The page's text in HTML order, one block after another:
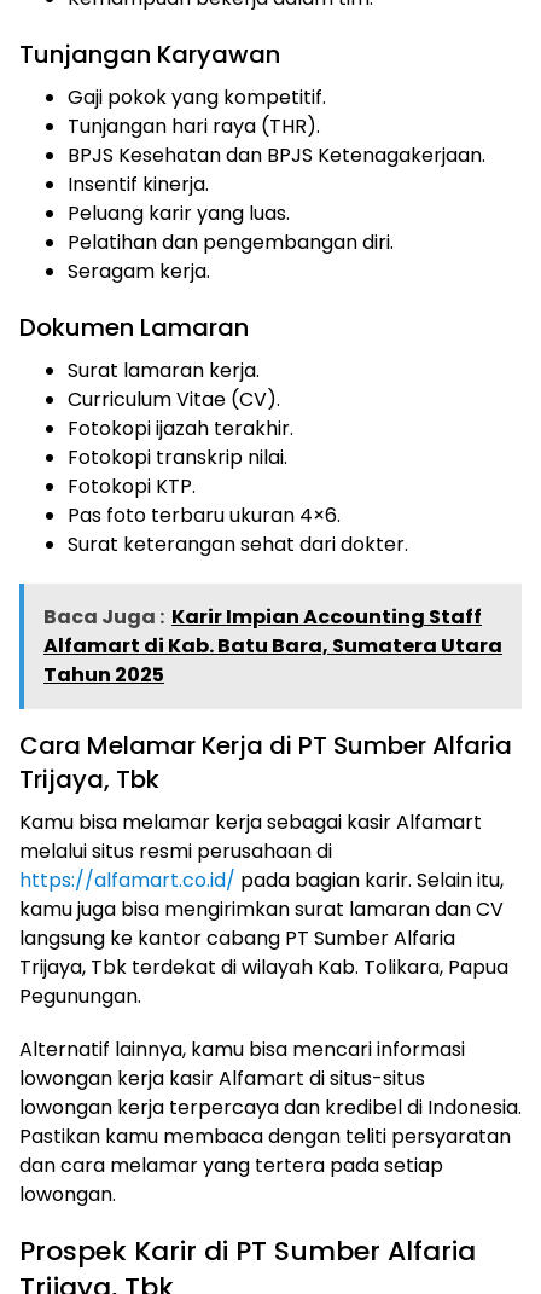
Tunjangan Karyawan
Gaji pokok yang kompetitif.
Tunjangan hari raya (THR).
BPJS Kesehatan dan BPJS Ketenagakerjaan.
Insentif kinerja.
Peluang karir yang luas.
Pelatihan dan pengembangan diri.
Seragam kerja.
Dokumen Lamaran
Surat lamaran kerja.
Curriculum Vitae (CV).
Fotokopi ijazah terakhir.
Fotokopi transkrip nilai.
Fotokopi KTP.
Pas foto terbaru ukuran 4×6.
Surat keterangan sehat dari dokter.
Baca Juga : Karir Impian Accounting Staff
Alfamart di Kab. Batu Bara, Sumatera Utara
Tahun 2025
Cara Melamar Kerja di PT Sumber Alfaria
Trijaya, Tbk
Kamu bisa melamar kerja sebagai kasir Alfamart
melalui situs resmi perusahaan di
https://alfamart.co.id/ pada bagian karir. Selain itu,
kamu juga bisa mengirimkan surat lamaran dan CV
langsung ke kantor cabang PT Sumber Alfaria
Trijaya, Tbk terdekat di wilayah Kab. Tolikara, Papua
Pegunungan.
Alternatif lainnya, kamu bisa mencari informasi
lowongan kerja kasir Alfamart di situs-situs
lowongan kerja terpercaya dan kredibel di Indonesia.
Pastikan kamu membaca dengan teliti persyaratan
dan cara melamar yang tertera pada setiap
lowongan.
Prospek Karir di PT Sumber Alfaria